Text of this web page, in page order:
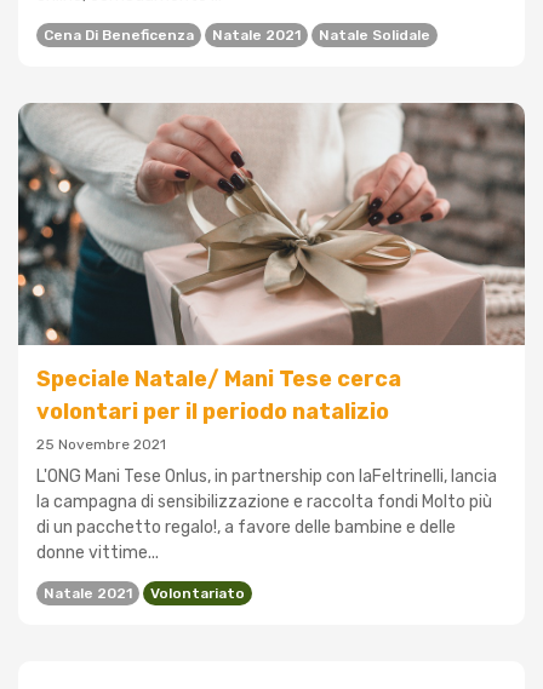
Cena Di Beneficenza Natale 2021 Natale Solidale
Speciale Natale/ Mani Tese cerca
volontari per il periodo natalizio
25 Novembre 2021
L'ONG Mani Tese Onlus, in partnership con laFeltrinelli, lancia
la campagna di sensibilizzazione e raccolta fondi Molto più
di un pacchetto regalo!, a favore delle bambine e delle
donne vittime...
Natale 2021 Volontariato